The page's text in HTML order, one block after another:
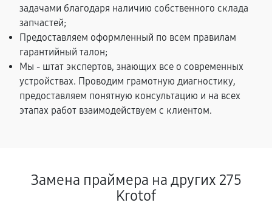
задачами благодаря наличию собственного склада
запчастей;
Предоставляем оформленный по всем правилам
гарантийный талон;
Мы - штат экспертов, знающих все о современных
устройствах. Проводим грамотную диагностику,
предоставляем понятную консультацию и на всех
этапах работ взаимодействуем с клиентом.
Замена праймера на других 275
Krotof